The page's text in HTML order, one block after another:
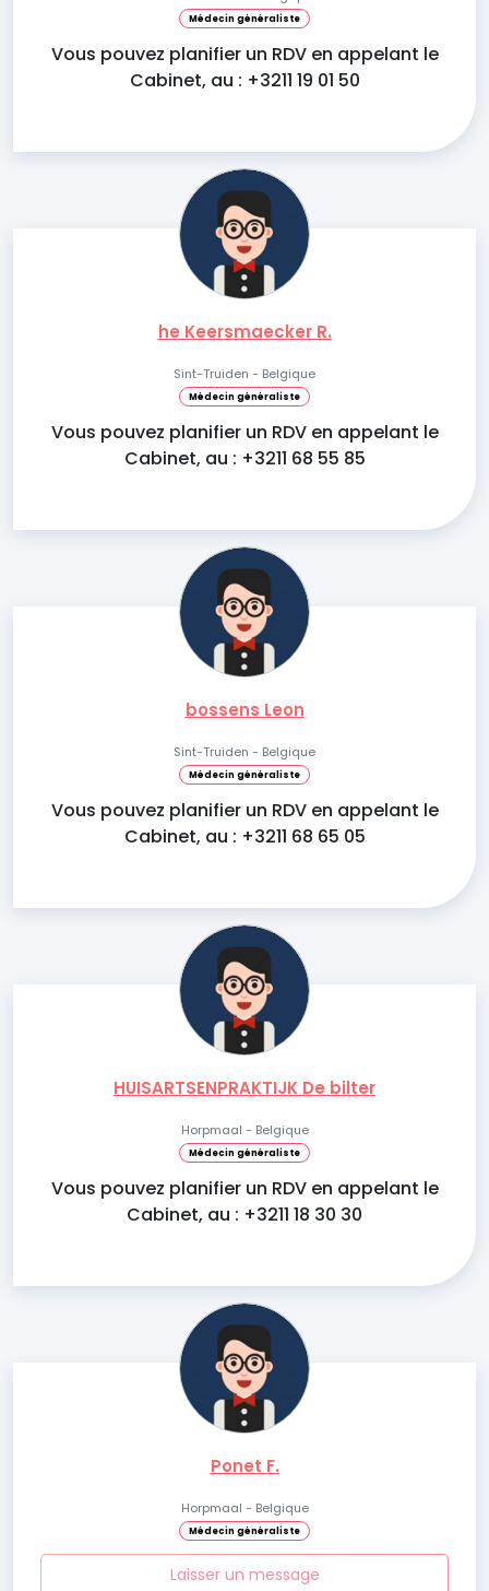
Médecin généraliste
Vous pouvez planifier un RDV en appelant le
Cabinet, au : +3211 19 01 50
he Keersmaecker R.
Sint-Truiden - Belgique
Médecin généraliste
Vous pouvez planifier un RDV en appelant le
Cabinet, au : +3211 68 55 85
bossens Leon
Sint-Truiden - Belgique
Médecin généraliste
Vous pouvez planifier un RDV en appelant le
Cabinet, au : +3211 68 65 05
HUISARTSENPRAKTIJK De bilter
Horpmaal - Belgique
Médecin généraliste
Vous pouvez planifier un RDV en appelant le
Cabinet, au : +3211 18 30 30
Ponet F.
Horpmaal - Belgique
Médecin généraliste
Laisser un message